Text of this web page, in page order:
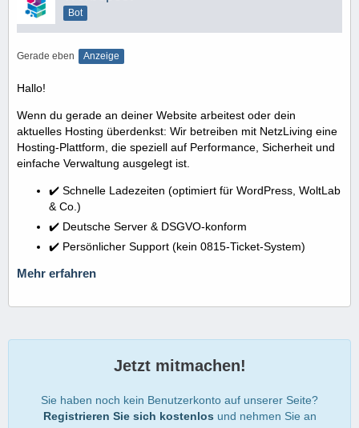
Bot
Gerade eben Anzeige
Hallo!
Wenn du gerade an deiner Website arbeitest oder dein
aktuelles Hosting überdenkst: Wir betreiben mit NetzLiving eine
Hosting-Plattform, die speziell auf Performance, Sicherheit und
einfache Verwaltung ausgelegt ist.
✔️ Schnelle Ladezeiten (optimiert für WordPress, WoltLab
& Co.)
✔️ Deutsche Server & DSGVO-konform
✔️ Persönlicher Support (kein 0815-Ticket-System)
Mehr erfahren
Jetzt mitmachen!
Sie haben noch kein Benutzerkonto auf unserer Seite?
Registrieren Sie sich kostenlos und nehmen Sie an